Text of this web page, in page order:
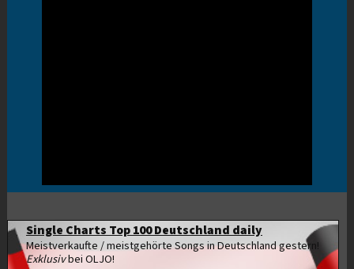
Single Charts Top 100 Deutschland daily
Meistverkaufte / meistgehörte Songs in Deutschland gestern!
Exklusivbei OLJO!